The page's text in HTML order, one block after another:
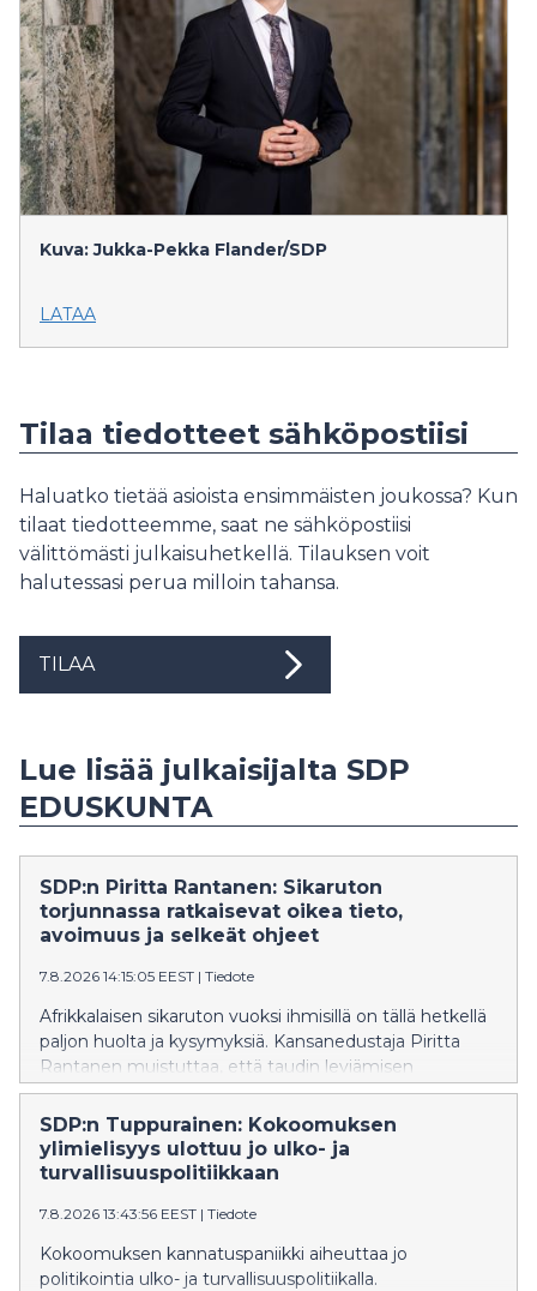
Kuva: Jukka-Pekka Flander/SDP
LATAA
Tilaa tiedotteet sähköpostiisi
Haluatko tietää asioista ensimmäisten joukossa? Kun
tilaat tiedotteemme, saat ne sähköpostiisi
välittömästi julkaisuhetkellä. Tilauksen voit
halutessasi perua milloin tahansa.
TILAA
Lue lisää julkaisijalta SDP
EDUSKUNTA
SDP:n Piritta Rantanen: Sikaruton
torjunnassa ratkaisevat oikea tieto,
avoimuus ja selkeät ohjeet
7.8.2026 14:15:05 EEST | Tiedote
Afrikkalaisen sikaruton vuoksi ihmisillä on tällä hetkellä
paljon huolta ja kysymyksiä. Kansanedustaja Piritta
Rantanen muistuttaa, että taudin leviämisen
estäminen onnistuu vain, jos ihmisillä on käytössään
oikeaa ja ajantasaista tietoa sekä selkeät
toimintaohjeet.
SDP:n Tuppurainen: Kokoomuksen
ylimielisyys ulottuu jo ulko- ja
turvallisuuspolitiikkaan
7.8.2026 13:43:56 EEST | Tiedote
Kokoomuksen kannatuspaniikki aiheuttaa jo
politikointia ulko- ja turvallisuuspolitiikalla.